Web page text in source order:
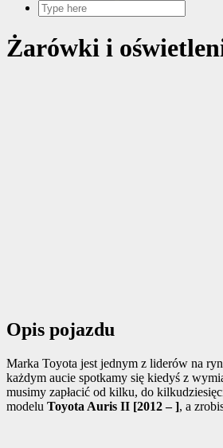
Żarówki i
Opis pojazdu
Marka Toyota jest jednym z liderów na
każdym aucie spotkamy się kiedyś z
musimy zapłacić od kilku, do
modelu Toyota Auris II [2012 – ], a